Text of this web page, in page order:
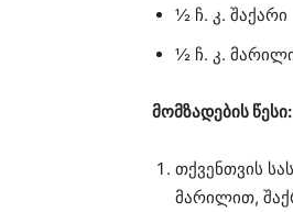
½ ჩ. კ. შაქარი
½ ჩ. კ.
მომზადების წესი:
თქვენთვის
მარილით,